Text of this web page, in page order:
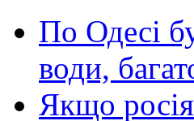
По Одесі
води,
Якщо